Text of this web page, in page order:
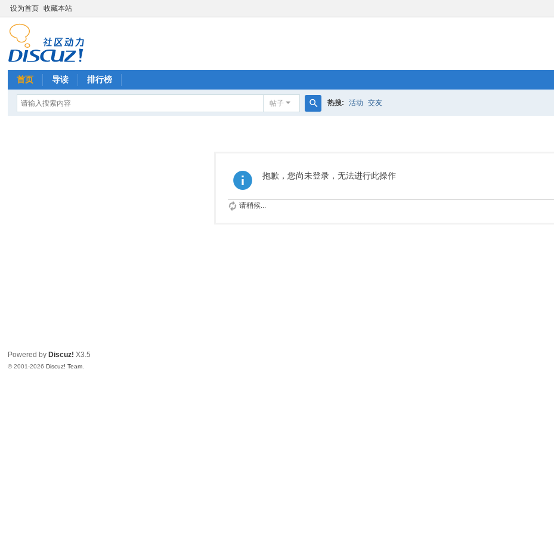
设为首页 收藏本站
首页 导读 排行榜
帖子 热搜: 活动 交友
抱歉，您尚未登录，无法进行此操作
请稍候...
Powered by Discuz! X3.5
© 2001-2026Discuz! Team